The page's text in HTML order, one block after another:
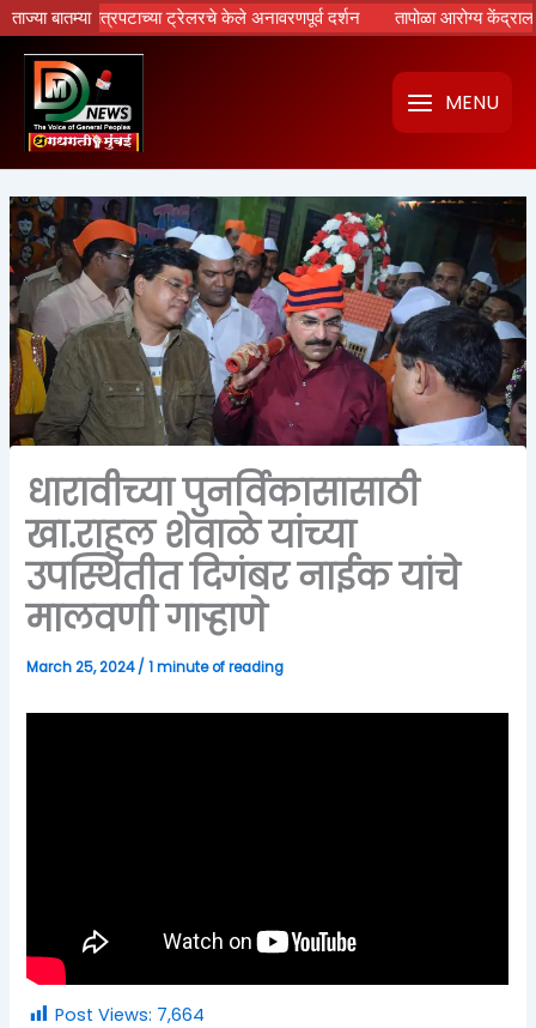
ताज्या बातम्याचित्रपटाच्या ट्रेलरचे केले अनावरणपूर्व दर्शन तापोळा आरोग्य केंद्राला
Skip
to
content
MENU
धारावीच्या पुनर्विकासासाठी
खा.राहुल शेवाळे यांच्या
उपस्थितीत दिगंबर नाईक यांचे
मालवणी गाऱ्हाणे
March 25, 2024/1 minute of reading
Post Views: 7,664